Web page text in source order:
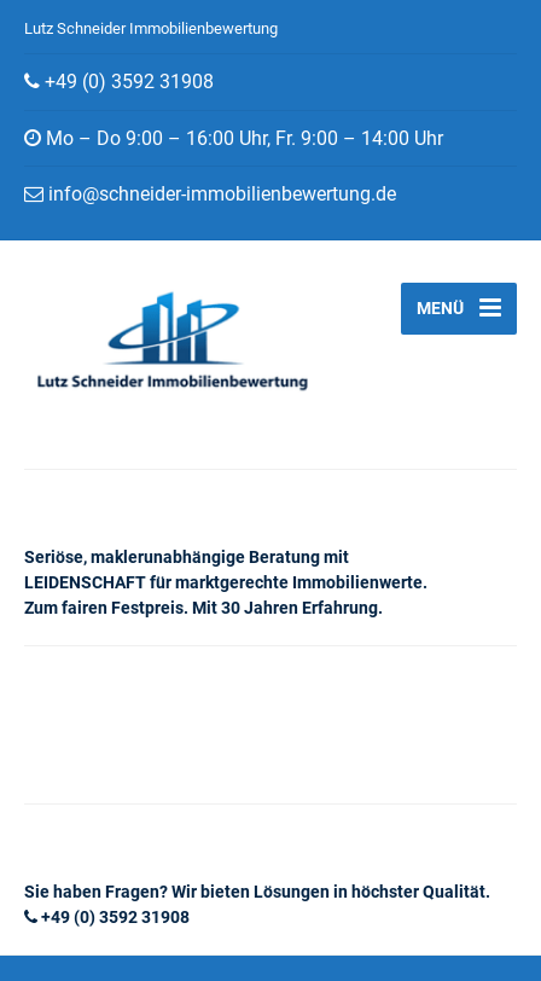
Lutz Schneider Immobilienbewertung
+49 (0) 3592 31908
Mo – Do 9:00 – 16:00 Uhr, Fr. 9:00 – 14:00 Uhr
info@schneider-immobilienbewertung.de
Seriöse, maklerunabhängige Beratung mit
LEIDENSCHAFT für marktgerechte Immobilienwerte.
Zum fairen Festpreis. Mit 30 Jahren Erfahrung.
MENÜ
Sie haben Fragen? Wir bieten Lösungen in höchster Qualität.
+49 (0) 3592 31908